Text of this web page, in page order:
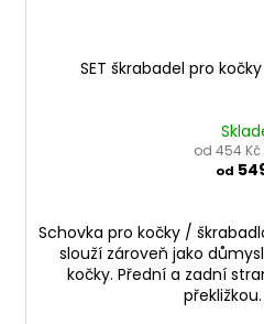
SET škrabadel pro
od 454 Kč
od
Schovka pro kočky /
slouží zároveň jako
kočky. Přední a zadní
překližkou.